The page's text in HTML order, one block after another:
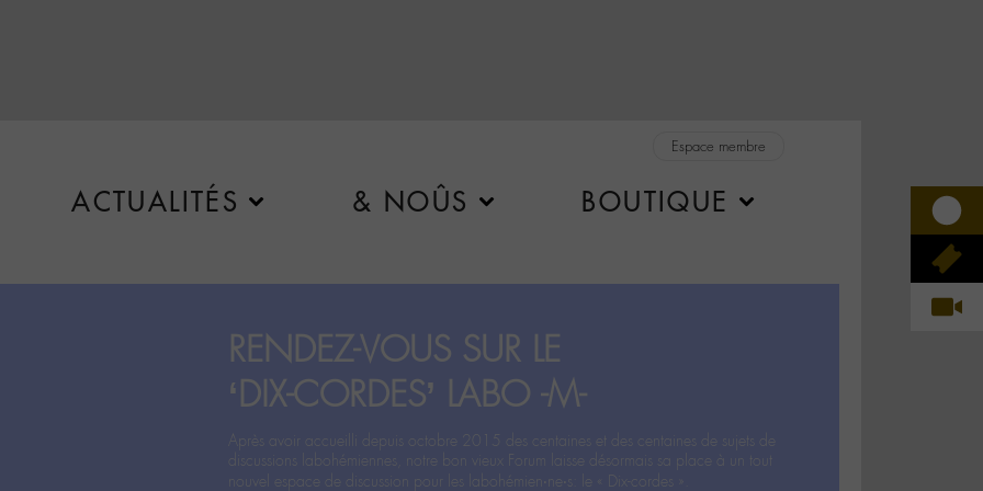
Espace membre
ACTUALITÉS & NOÛS BOUTIQUE
RENDEZ-VOUS SUR LE
‘DIX-CORDES’ LABO -M-
Après avoir accueilli depuis octobre 2015 des centaines et des centaines de sujets de
discussions labohémiennes, notre bon vieux Forum laisse désormais sa place à un tout
nouvel espace de discussion pour les labohémien‧ne‧s: le « Dix-cordes ».